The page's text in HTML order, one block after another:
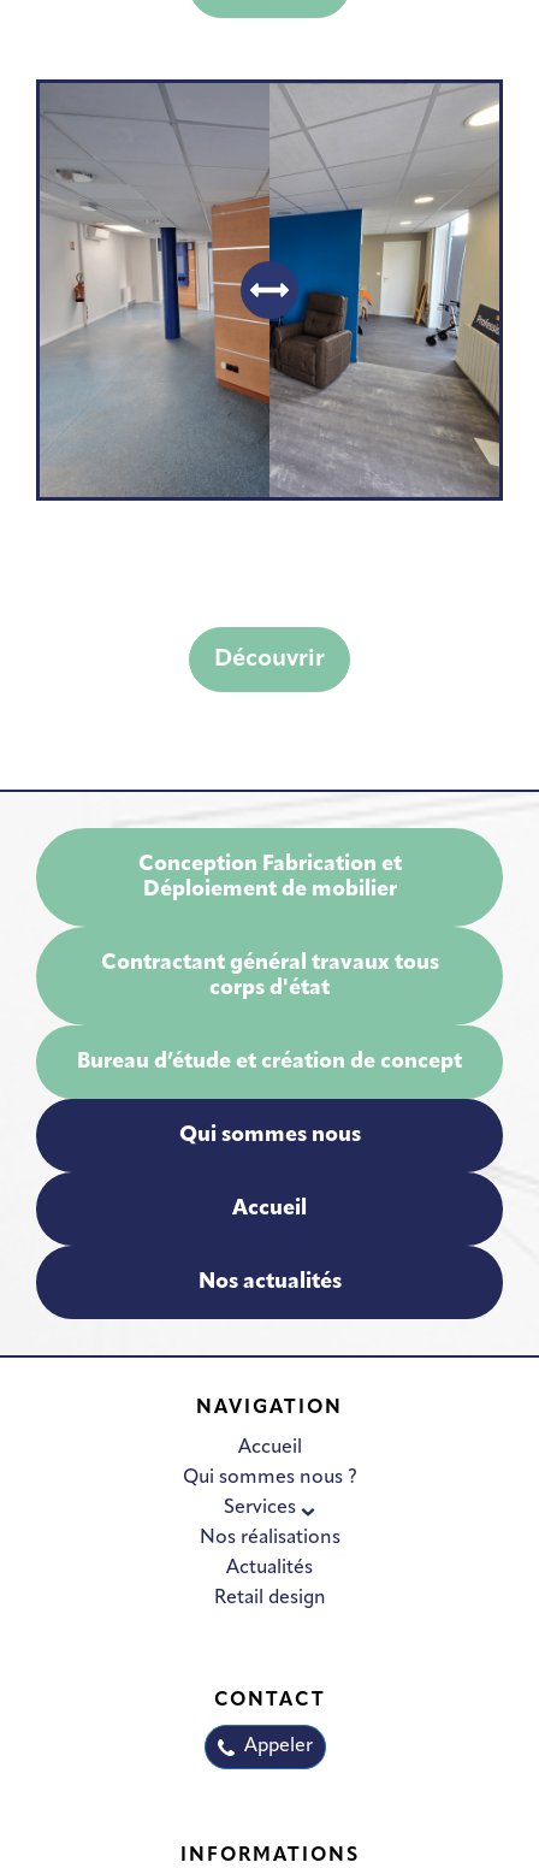
Découvrir
Conception Fabrication et
Déploiement de mobilier
Contractant général travaux tous
corps d'état
Bureau d’étude et création de concept
Qui sommes nous
Accueil
Nos actualités
NAVIGATION
Accueil
Qui sommes nous ?
Services
Nos réalisations
Actualités
Retail design
CONTACT
Appeler
INFORMATIONS